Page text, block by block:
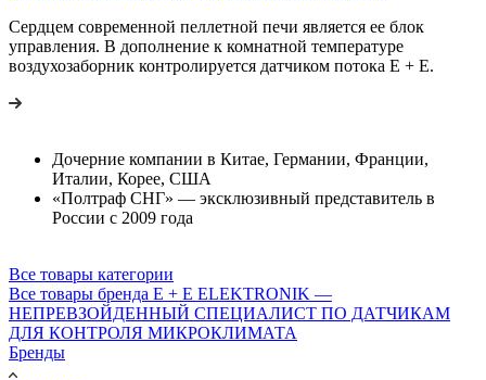
Сердцем современной пеллетной печи является ее блок
управления. В дополнение к комнатной температуре
воздухозаборник контролируется датчиком потока E + E.
Дочерние компании в Китае, Германии, Франции,
Италии, Корее, США
«Полтраф СНГ» — эксклюзивный представитель в
России с 2009 года
Все товары категории
Все товары бренда E + E ELEKTRONIK —
НЕПРЕВЗОЙДЕННЫЙ СПЕЦИАЛИСТ ПО ДАТЧИКАМ
ДЛЯ КОНТРОЛЯ МИКРОКЛИМАТА
Бренды